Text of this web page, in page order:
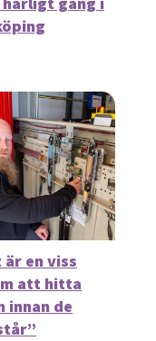
är en viss
att hitta
innan de